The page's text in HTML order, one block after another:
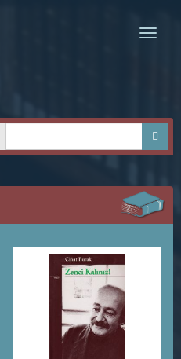
Toggle